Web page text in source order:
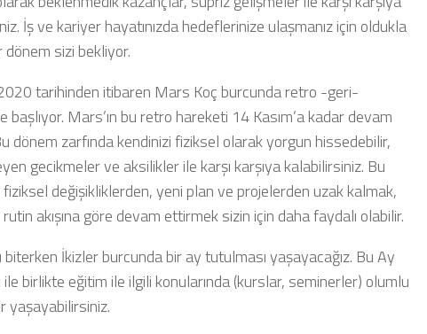
İş ve kariyer hayatınızda hedeflerinize ulaşmanız için oldukla
dönem sizi bekliyor.
tarihinden itibaren Mars Koç burcunda retro -geri-
başlıyor. Mars’ın bu retro hareketi 14 Kasım’a kadar devam
dönem zarfında kendinizi fiziksel olarak yorgun hissedebilir,
gecikmeler ve aksilikler ile karşı karşıya kalabilirsiniz. Bu
değişikliklerden, yeni plan ve projelerden uzak kalmak,
rutin akışına göre devam ettirmek sizin için daha faydalı olabilir.
biterken İkizler burcunda bir ay tutulması yaşayacağız. Bu Ay
birlikte eğitim ile ilgili konularında (kurslar, seminerler) olumlu
yaşayabilirsiniz.